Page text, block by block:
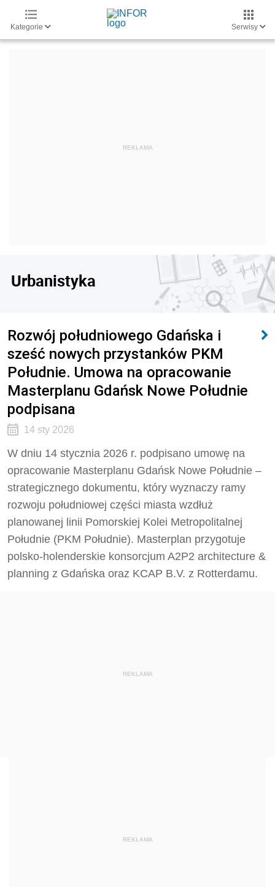
Kategorie Serwisy
Urbanistyka
Rozwój południowego Gdańska i
sześć nowych przystanków PKM
Południe. Umowa na opracowanie
Masterplanu Gdańsk Nowe Południe
podpisana
14 sty 2026
W dniu 14 stycznia 2026 r. podpisano umowę na
opracowanie Masterplanu Gdańsk Nowe Południe –
strategicznego dokumentu, który wyznaczy ramy
rozwoju południowej części miasta wzdłuż
planowanej linii Pomorskiej Kolei Metropolitalnej
Południe (PKM Południe). Masterplan przygotuje
polsko-holenderskie konsorcjum A2P2 architecture &
planning z Gdańska oraz KCAP B.V. z Rotterdamu.
REKLAMA
REKLAMA